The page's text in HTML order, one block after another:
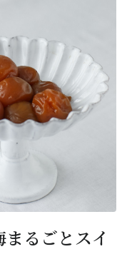
るごとスイ